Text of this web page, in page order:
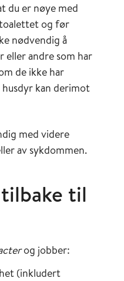
du er nøye med
og før
nødvendig å
eller andre som har
de ikke har
kan derimot
med videre
av sykdommen.
til
og jobber:
(inkludert